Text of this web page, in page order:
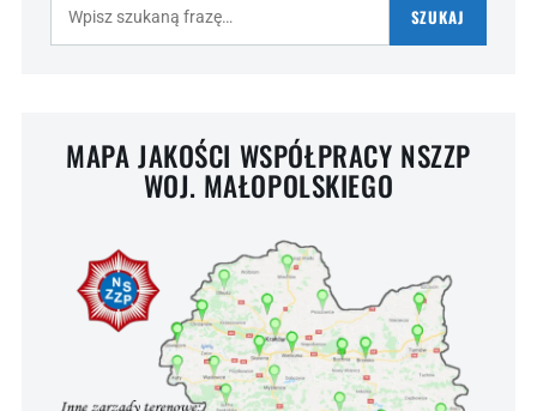
SZUKAJ
MAPA JAKOŚCI WSPÓŁPRACY NSZZP
WOJ. MAŁOPOLSKIEGO